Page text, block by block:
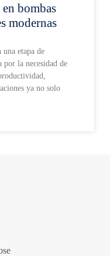
bombas
modernas
etapa de
por la necesidad de
ya no solo